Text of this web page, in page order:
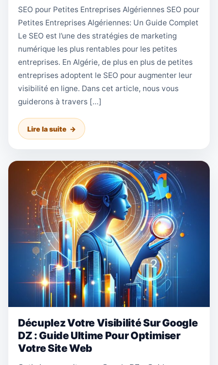
SEO pour Petites Entreprises Algériennes SEO pour
Petites Entreprises Algériennes: Un Guide Complet
Le SEO est l’une des stratégies de marketing
numérique les plus rentables pour les petites
entreprises. En Algérie, de plus en plus de petites
entreprises adoptent le SEO pour augmenter leur
visibilité en ligne. Dans cet article, nous vous
guiderons à travers […]
Lire la suite
Décuplez Votre Visibilité Sur Google
DZ : Guide Ultime Pour Optimiser
Votre Site Web